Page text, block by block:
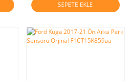
SEPETE EKLE